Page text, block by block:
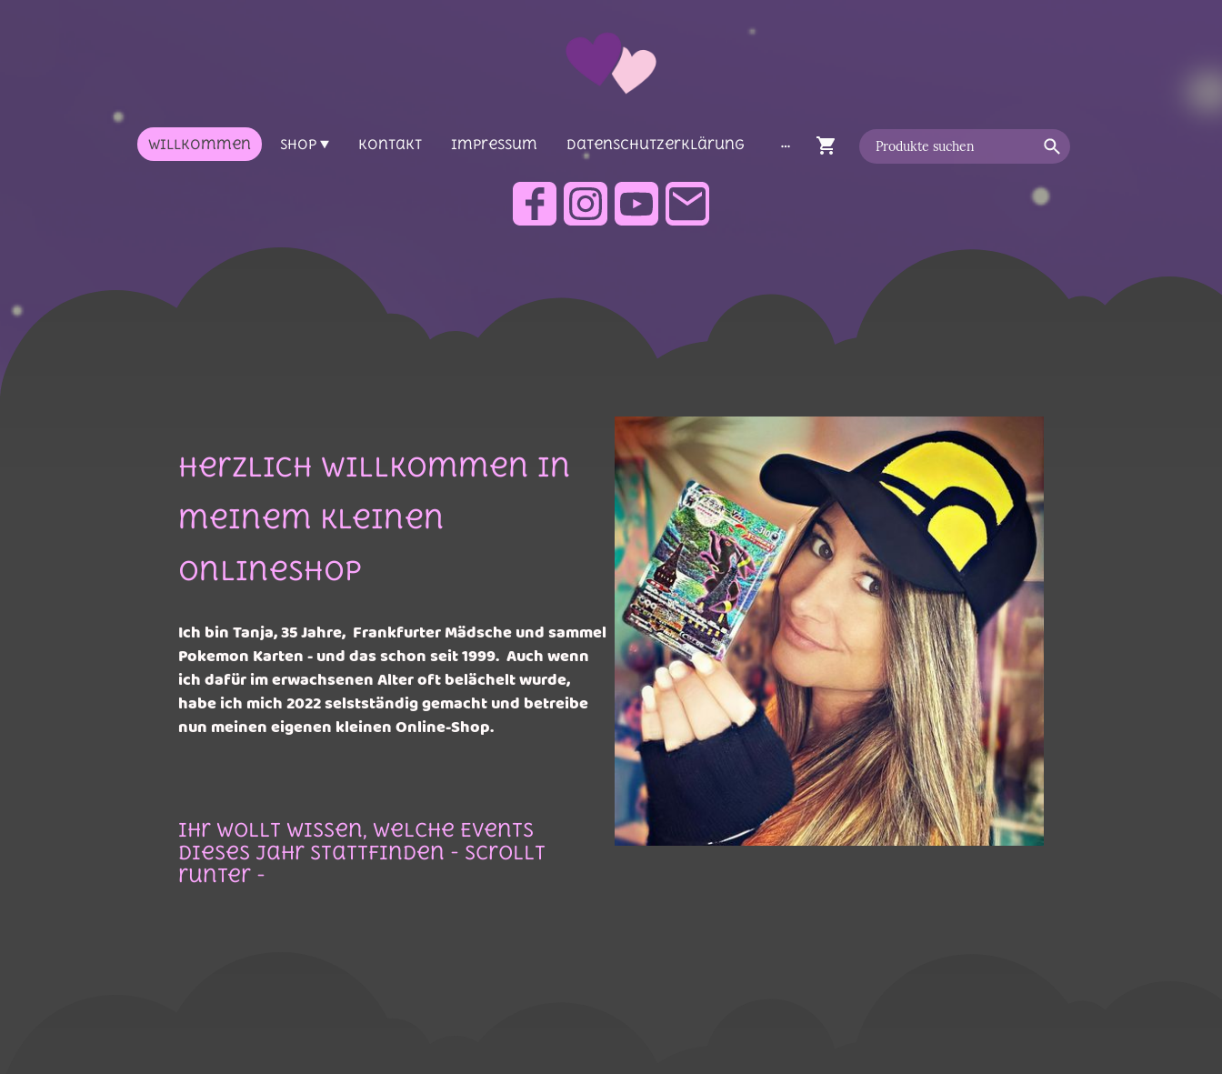
Willkommen Shop Kontakt Impressum Datenschutzerklärung
Herzlich Willkommen in
meinem kleinen
Onlineshop
Ich bin Tanja, 35 Jahre, Frankfurter Mädsche und sammel
Pokemon Karten - und das schon seit 1999. Auch wenn
ich dafür im erwachsenen Alter oft belächelt wurde,
habe ich mich 2022 selstständig gemacht und betreibe
nun meinen eigenen kleinen Online-Shop.
Ihr wollt wissen, welche Events
dieses Jahr Stattfinden - Scrollt
runter -